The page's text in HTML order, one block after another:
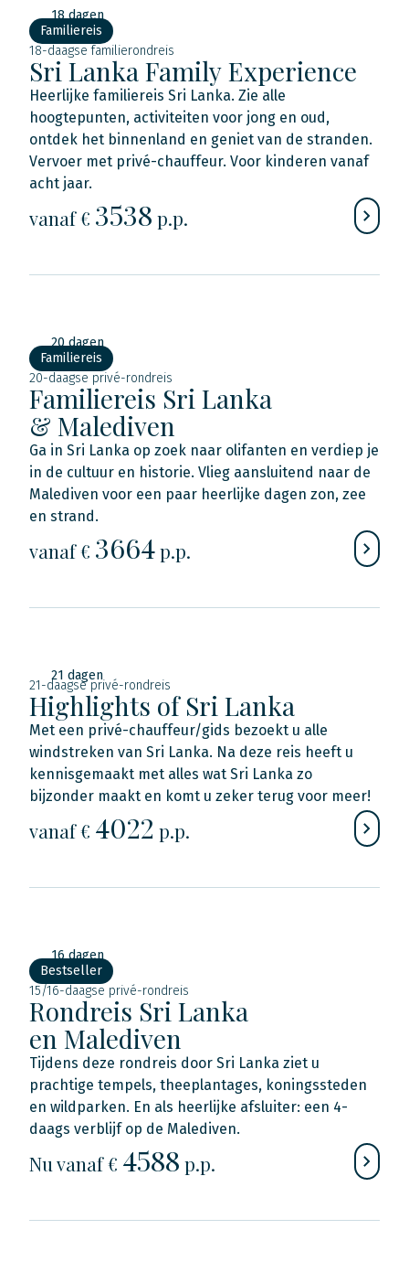
18 dagen
Familiereis
18-daagse familierondreis
Sri Lanka Family Experience
Heerlijke familiereis Sri Lanka. Zie alle
hoogtepunten, activiteiten voor jong en oud,
ontdek het binnenland en geniet van de stranden.
Vervoer met privé-chauffeur. Voor kinderen vanaf
acht jaar.
vanaf € 3538 p.p.
20 dagen
Familiereis
20-daagse privé-rondreis
Familiereis Sri Lanka
& Malediven
Ga in Sri Lanka op zoek naar olifanten en verdiep je
in de cultuur en historie. Vlieg aansluitend naar de
Malediven voor een paar heerlijke dagen zon, zee
en strand.
vanaf € 3664p.p.
21 dagen
21-daagse privé-rondreis
Highlights of Sri Lanka
Met een privé-chauffeur/gids bezoekt u alle
windstreken van Sri Lanka. Na deze reis heeft u
kennisgemaakt met alles wat Sri Lanka zo
bijzonder maakt en komt u zeker terug voor meer!
vanaf € 4022 p.p.
16 dagen
Bestseller
15/16-daagse privé-rondreis
Rondreis Sri Lanka
en Malediven
Tijdens deze rondreis door Sri Lanka ziet u
prachtige tempels, theeplantages, koningssteden
en wildparken. En als heerlijke afsluiter: een 4-
daags verblijf op de Malediven.
Nu vanaf € 4588 p.p.